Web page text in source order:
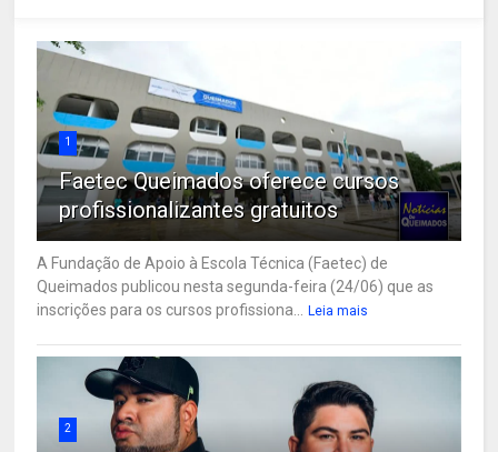
1
Faetec Queimados oferece cursos
profissionalizantes gratuitos
A Fundação de Apoio à Escola Técnica (Faetec) de
Queimados publicou nesta segunda-feira (24/06) que as
inscrições para os cursos profissiona...
Leia mais
2